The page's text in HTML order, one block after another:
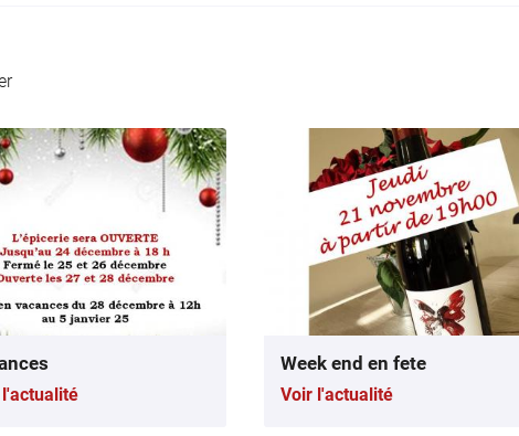
Week end en fete
Voir l'actualité